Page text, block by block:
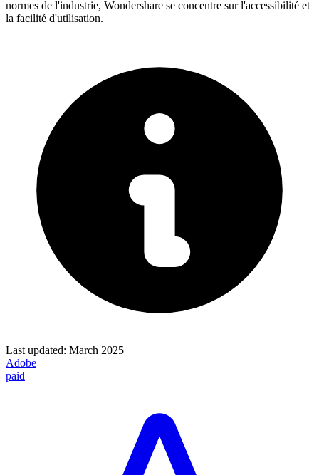
normes de l'industrie, Wondershare se concentre sur l'accessibilité et
la facilité d'utilisation.
Last updated: March 2025
Adobe
paid